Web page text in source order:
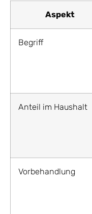
Aspekt
Begriff
Anteil im Haushalt
Vorbehandlung